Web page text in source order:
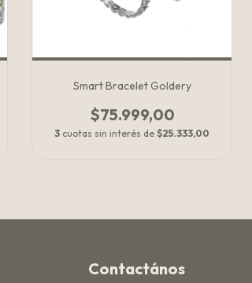
Smart Bracelet Goldery
$75.999,00
3 cuotas sin interés de $25.333,00
Contactános